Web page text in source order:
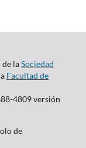
laSociedad
Facultad de
4809 versión
de